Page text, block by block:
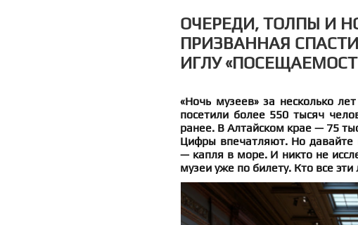
ОЧЕРЕДИ, ТОЛПЫ И
ПРИЗВАННАЯ
ИГЛУ
«Ночь музеев» за несколько
посетили более 550 тысяч
ранее. В Алтайском крае — 75
Цифры впечатляют. Но давайте
— капля в море. И никто не
музеи уже по билету. Кто все